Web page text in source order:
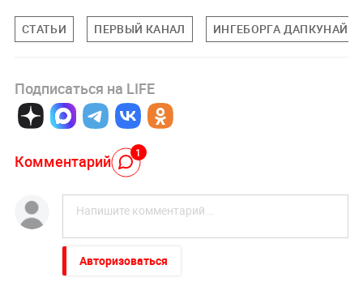
СТАТЬИ ПЕРВЫЙ КАНАЛ ИНГЕБОРГА ДАПКУНАЙТЕ
Подписаться на LIFE
Комментарий 1
Авторизоваться